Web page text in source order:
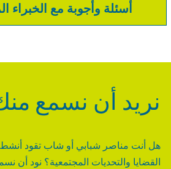
أسئلة وأجوبة مع الخبراء
نريد أن نسمع
هل أنت مناصر شبابي أو شاب تقود
القضايا والتحديات المجتمعية؟ نود أن